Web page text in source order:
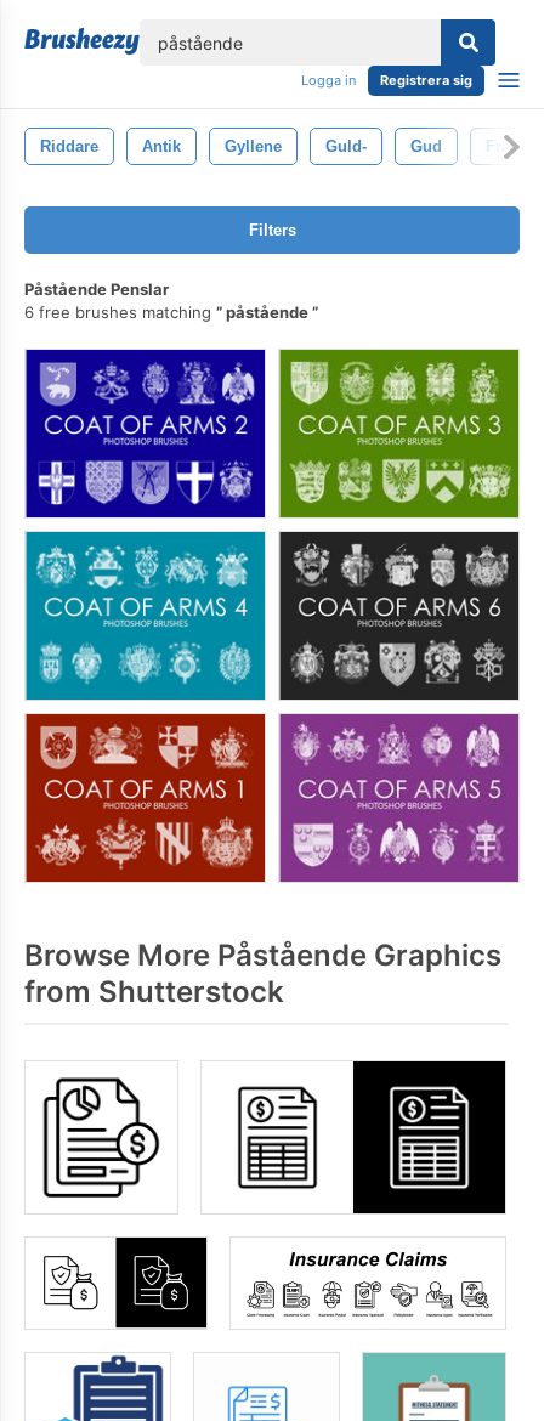
Logga in Registrera sig
Riddare Antik Gyllene Guld- Gud Franska
Filters
Påstående Penslar
6 free brushes matching
påstående
Browse More Påstående Graphics
from Shutterstock